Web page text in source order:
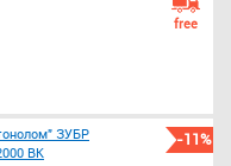
free
-11%
ЗУБР
ВК